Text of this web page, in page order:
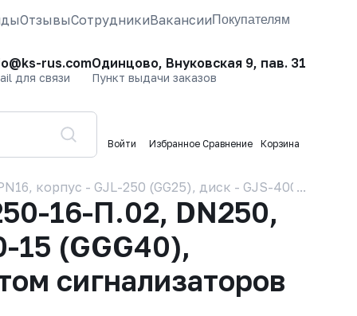
ОтзывыСотрудникиВакансииПокупателям
rus.com
для связи
Одинцово, Внуковская 9, пав. 31
Пункт выдачи заказов
Войти Избранное Сравнение Корзина
корпус - GJL-250 (GG25), диск - GJS-400-15
16-П.02, DN250,
15 (GGG40),
сигнализаторов